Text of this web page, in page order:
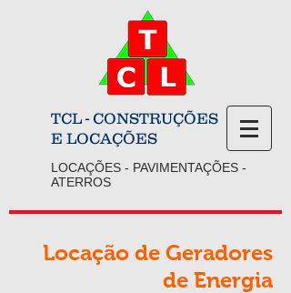
TCL - CONSTRUÇÕES
E LOCAÇÕES
LOCAÇÕES - PAVIMENTAÇÕES -
ATERROS
Locação de Geradores
de Energia